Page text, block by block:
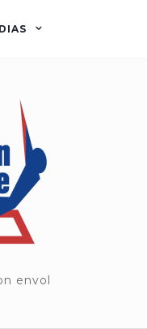
envol